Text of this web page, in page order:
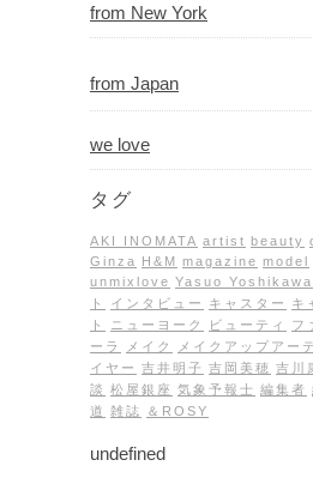
from New York
from Japan
we love
タグ
AKI INOMATA artist beauty
Ginza H&M magazine model
unmixlove Yasuo Yoshikawa
ト
インタビュー キャスター キ
ト
ニューヨーク ビューティ フ
ーラ
メイク メイクアップアー
イヤー 吉井明子 吉岡美穂 吉川
談 松屋銀座 気象予報士 編集者
道 雑誌 ＆ROSY
undefined